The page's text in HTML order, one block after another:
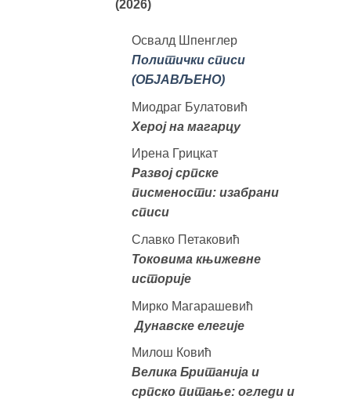
(2026)
Освалд Шпенглер
Политички списи
(ОБЈАВЉЕНО)
Миодраг Булатовић
Херој на магарцу
Ирена Грицкат
Развој српске
писмености: изабрани
списи
Славко Петаковић
Токовима књижевне
историје
Мирко Магарашевић
Дунавске елегије
Милош Ковић
Велика Британија и
српско питање: огледи и